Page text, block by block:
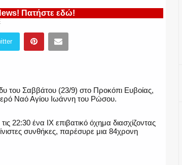
Πατήστε εδώ!
του Σαββάτου (23/9) στο Προκόπι Ευβοίας,
Ναό Αγίου Ιωάννη του Ρώσου.
22:30 ένα ΙΧ επιβατικό όχημα διασχίζοντας
συνθήκες, παρέσυρε μια 84χρονη